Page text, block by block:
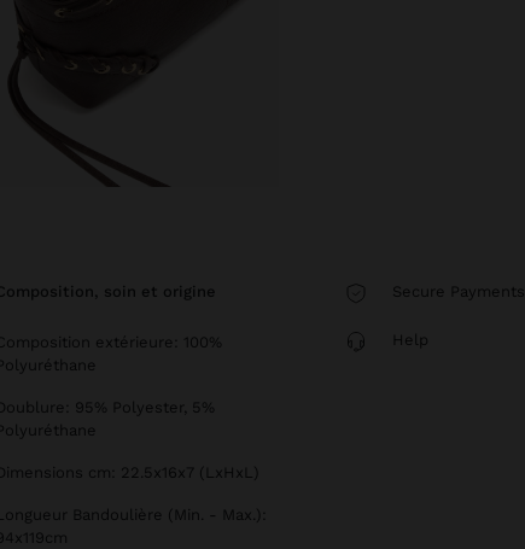
composition, soin et origine
extérieure: 100%
Polyuréthane
95% Polyester, 5%
Polyuréthane
cm: 22.5x16x7 (LxHxL)
Bandoulière (Min. - Max.):
Secure Payments
Help